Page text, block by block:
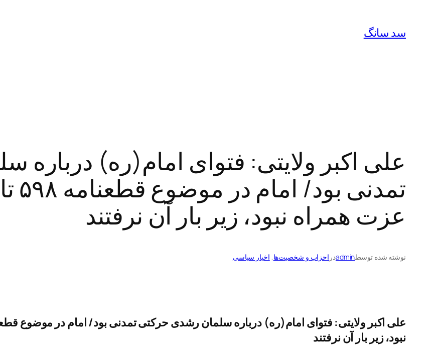
سد سانگ
علی اکبر ولایتی: فتوای امام(ره)
عزت همراه نبود، زیر بار آن نرفتند
نوشته شده توسطadminدر احزاب و شخصیت‌ها, اخبار سیاسی
نبود، زیر بار آن نرفتند